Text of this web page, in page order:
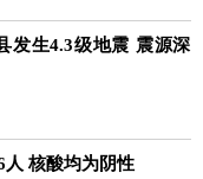
发生4.3级地震 震源深
核酸均为阴性